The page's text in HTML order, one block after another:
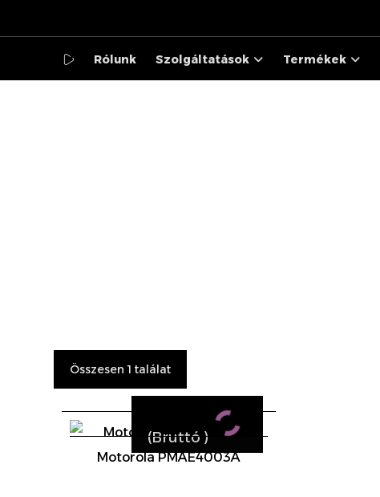
Rólunk Szolgáltatások Termékek
Összesen 1 találat
Motorola PMAE4003A
(Bruttó )